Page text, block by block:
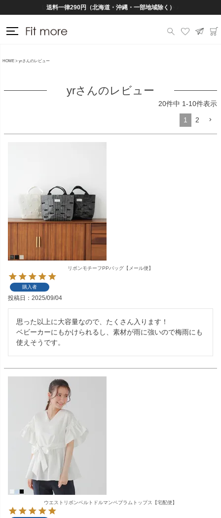
送料一律290円（北海道・沖縄・一部地域除く）
HOME yrさんのレビュー
yrさんのレビュー
20件中 1-10件表示
1 2
リボンモチーフPPバッグ【メール便】
購入者
投稿日 2025/09/04
思った以上に大容量なので、たくさん入ります！
ベビーカーにもかけられるし、素材が雨に強いので梅雨にも
使えそうです。
ウエストリボンベルトドルマンペプラムトップス【宅配便】